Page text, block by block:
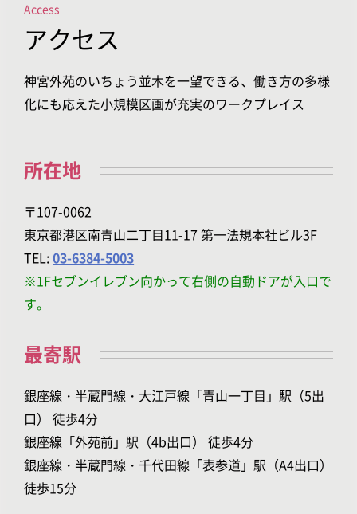
Access
アクセス
神宮外苑のいちょう並木を一望できる、働き方の多様
化にも応えた小規模区画が充実のワークプレイス
所在地
〒107-0062
東京都港区南青山二丁目11-17 第一法規本社ビル3F
TEL:03-6384-5003
※1Fセブンイレブン向かって右側の自動ドアが入口で
す。
最寄駅
銀座線・半蔵門線・大江戸線「青山一丁目」駅（5出
口） 徒歩4分
銀座線「外苑前」駅（4b出口） 徒歩4分
銀座線・半蔵門線・千代田線「表参道」駅（A4出口）
徒歩15分